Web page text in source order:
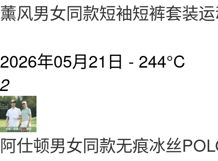
薰风男女同款短袖短裤套装
2026年05月21日 - 244°C
2
阿仕顿男女同款无痕冰丝